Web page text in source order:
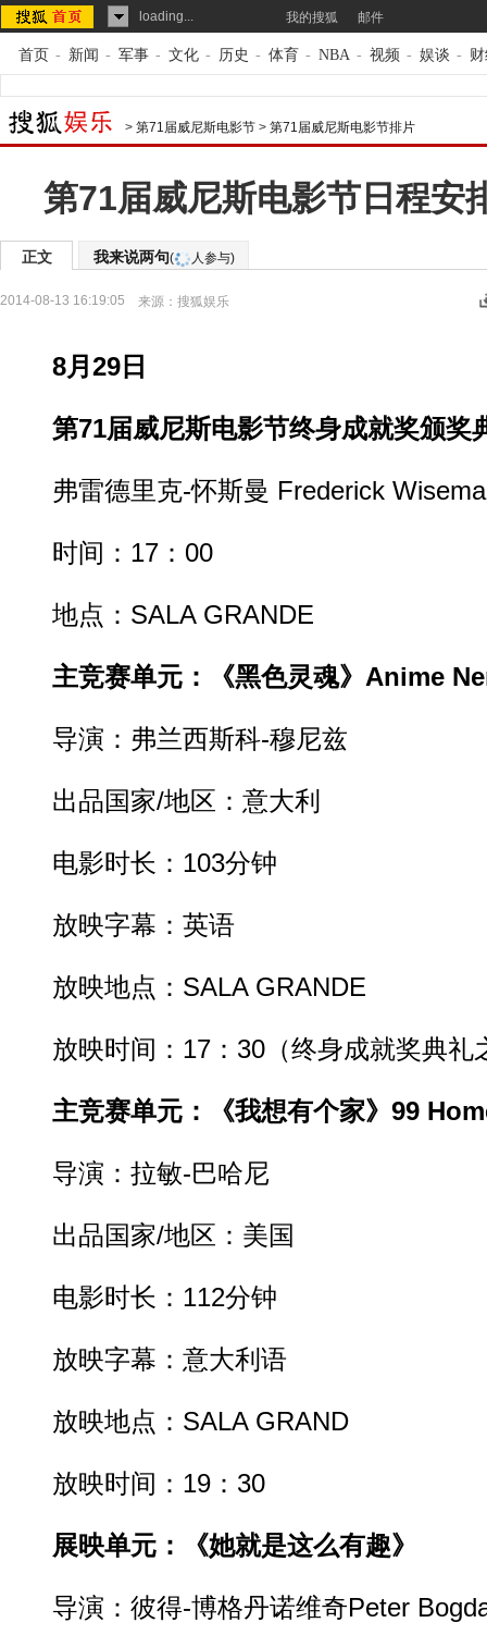
loading... 我的搜狐 邮件
首页 - 新闻 - 军事 - 文化 - 历史 - 体育 - NBA - 视频 - 娱谈 -
> 第71届威尼斯电影节 > 第71届威尼斯电影节排片
第71届威尼斯电影节日程安
正文 我来说两句( 人参与)
2014-08-13 16:19:05 来源： 搜狐娱乐
8月29日
第71届威尼斯电影节终身成就奖颁奖
弗雷德里克-怀斯曼 Frederick
时间：17：00
地点：SALA GRANDE
主竞赛单元：《黑色灵魂》Anime
导演：弗兰西斯科-穆尼兹
出品国家/地区：意大利
电影时长：103分钟
放映字幕：英语
放映地点：SALA GRANDE
放映时间：17：30（终身成就奖典礼
主竞赛单元：《我想有个家》99
导演：拉敏-巴哈尼
出品国家/地区：美国
电影时长：112分钟
放映字幕：意大利语
放映地点：SALA GRAND
放映时间：19：30
展映单元：《她就是这么有趣》
导演：彼得-博格丹诺维奇Peter